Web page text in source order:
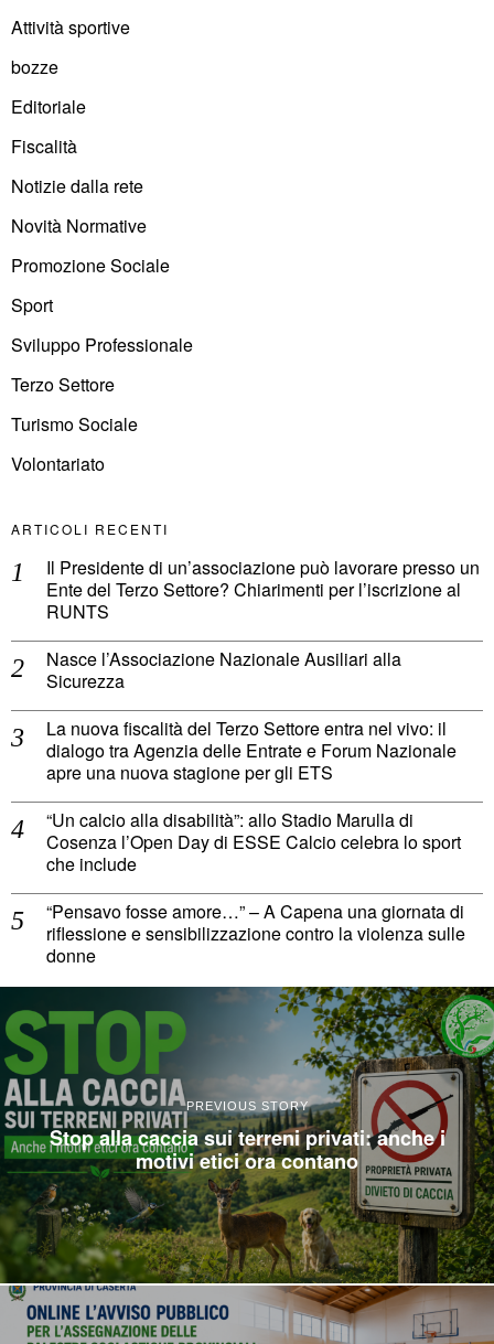
Attività sportive
bozze
Editoriale
Fiscalità
Notizie dalla rete
Novità Normative
Promozione Sociale
Sport
Sviluppo Professionale
Terzo Settore
Turismo Sociale
Volontariato
ARTICOLI RECENTI
Il Presidente di un’associazione può lavorare presso un
Ente del Terzo Settore? Chiarimenti per l’iscrizione al
RUNTS
Nasce l’Associazione Nazionale Ausiliari alla
Sicurezza
La nuova fiscalità del Terzo Settore entra nel vivo: il
dialogo tra Agenzia delle Entrate e Forum Nazionale
apre una nuova stagione per gli ETS
“Un calcio alla disabilità”: allo Stadio Marulla di
Cosenza l’Open Day di ESSE Calcio celebra lo sport
che include
“Pensavo fosse amore…” – A Capena una giornata di
riflessione e sensibilizzazione contro la violenza sulle
donne
PREVIOUS STORY
Stop alla caccia sui terreni privati: anche i
motivi etici ora contano